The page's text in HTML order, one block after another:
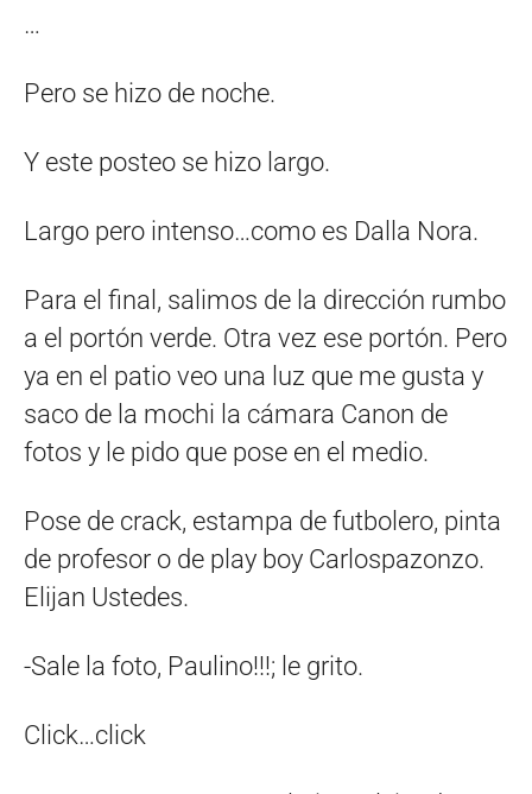
…
Pero se hizo de noche.
Y este posteo se hizo largo.
Largo pero intenso…como es Dalla Nora.
Para el final, salimos de la dirección rumbo
a el portón verde. Otra vez ese portón. Pero
ya en el patio veo una luz que me gusta y
saco de la mochi la cámara Canon de
fotos y le pido que pose en el medio.
Pose de crack, estampa de futbolero, pinta
de profesor o de play boy Carlospazonzo.
Elijan Ustedes.
-Sale la foto, Paulino!!!; le grito.
Click…click